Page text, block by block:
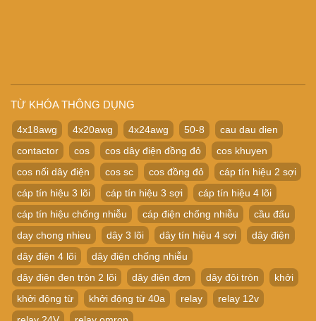
TỪ KHÓA THÔNG DỤNG
4x18awg 4x20awg 4x24awg 50-8
cau dau dien
contactor
cos cos dây điện đồng đỏ
cos khuyen
cos nối dây điện
cos sc cos đồng đỏ
cáp tín hiệu 2 sợi
cáp tín hiệu 3 lõi
cáp tín hiệu 3 sợi
cáp tín hiệu 4 lõi
cáp tín hiệu chống nhiễu
cáp điện chống nhiễu
cầu đấu
day chong nhieu
dây 3 lõi dây tín hiệu 4 sợi
dây điện
dây điện 4 lõi
dây điện chống nhiễu
dây điện đen tròn 2 lõi
dây điện đơn dây đôi tròn
khởi
khởi động từ
khởi động từ 40a relay
relay 12v